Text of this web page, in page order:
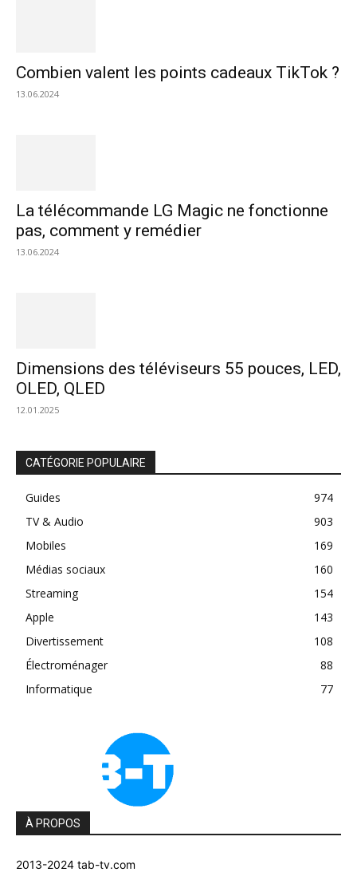
Combien valent les points cadeaux TikTok ?
13.06.2024
La télécommande LG Magic ne fonctionne
pas, comment y remédier
13.06.2024
Dimensions des téléviseurs 55 pouces, LED,
OLED, QLED
12.01.2025
CATÉGORIE POPULAIRE
Guides
974
TV & Audio
903
Mobiles
169
Médias sociaux
160
Streaming
154
Apple
143
Divertissement
108
Électroménager
88
Informatique
77
À PROPOS
2013-2024 tab-tv.com